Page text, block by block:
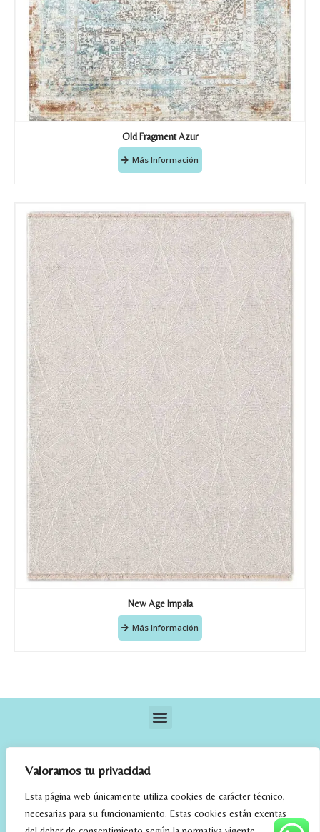
Valoramos tu privacidad
Esta página web únicamente utiliza cookies de carácter técnico,
necesarias para su funcionamiento. Estas cookies están exentas
Old Fragment Azur
Más Información
New Age Impala
Más Información
elrincondefehmi.com © 2023. Designed By W Media